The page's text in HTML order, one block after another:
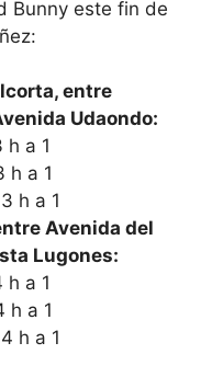
Bunny este fin de
entre
Udaondo:
h a 1
h a 1
h a 1
Avenida del
Lugones:
h a 1
h a 1
h a 1